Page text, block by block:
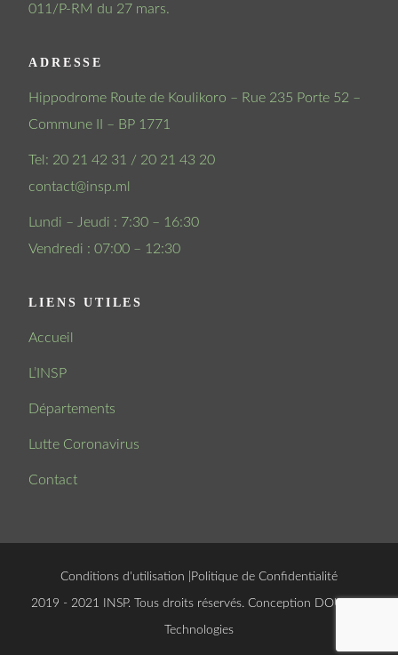
011/P-RM du 27 mars.
ADRESSE
Hippodrome Route de Koulikoro – Rue 235 Porte 52 –
Commune II – BP 1771
Tel: 20 21 42 31 / 20 21 43 20
contact@insp.ml
Lundi – Jeudi : 7:30 – 16:30
Vendredi : 07:00 – 12:30
LIENS UTILES
Accueil
L’INSP
Départements
Lutte Coronavirus
Contact
Conditions d'utilisation Politique de Confidentialité
© 2019 - 2021 INSP. Tous droits réservés. Conception DOUCSOFT
Technologies